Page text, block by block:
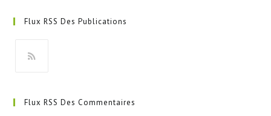
Flux RSS Des Publications
un
Flux RSS Des Commentaires